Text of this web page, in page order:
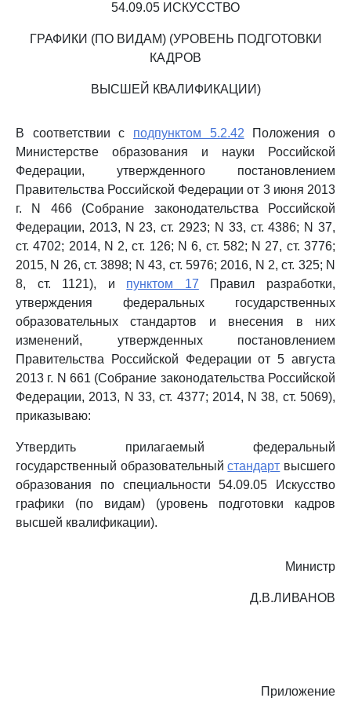
54.09.05 ИСКУССТВО
ГРАФИКИ (ПО ВИДАМ) (УРОВЕНЬ ПОДГОТОВКИ
КАДРОВ
ВЫСШЕЙ КВАЛИФИКАЦИИ)
В соответствии с подпунктом 5.2.42 Положения о
Министерстве образования и науки Российской
Федерации, утвержденного постановлением
Правительства Российской Федерации от 3 июня 2013
г. N 466 (Собрание законодательства Российской
Федерации, 2013, N 23, ст. 2923; N 33, ст. 4386; N 37,
ст. 4702; 2014, N 2, ст. 126; N 6, ст. 582; N 27, ст. 3776;
2015, N 26, ст. 3898; N 43, ст. 5976; 2016, N 2, ст. 325; N
8, ст. 1121), и пунктом 17 Правил разработки,
утверждения федеральных государственных
образовательных стандартов и внесения в них
изменений, утвержденных постановлением
Правительства Российской Федерации от 5 августа
2013 г. N 661 (Собрание законодательства Российской
Федерации, 2013, N 33, ст. 4377; 2014, N 38, ст. 5069),
приказываю:
Утвердить прилагаемый федеральный
государственный образовательныйстандарт высшего
образования по специальности 54.09.05 Искусство
графики (по видам) (уровень подготовки кадров
высшей квалификации).
Министр
Д.В.ЛИВАНОВ
Приложение